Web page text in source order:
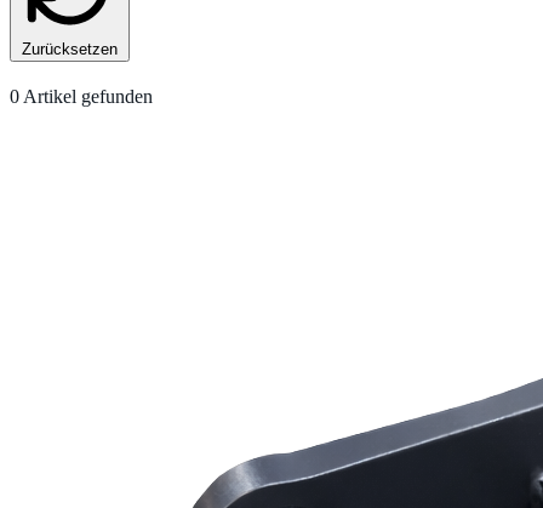
Zurücksetzen
0 Artikel gefunden